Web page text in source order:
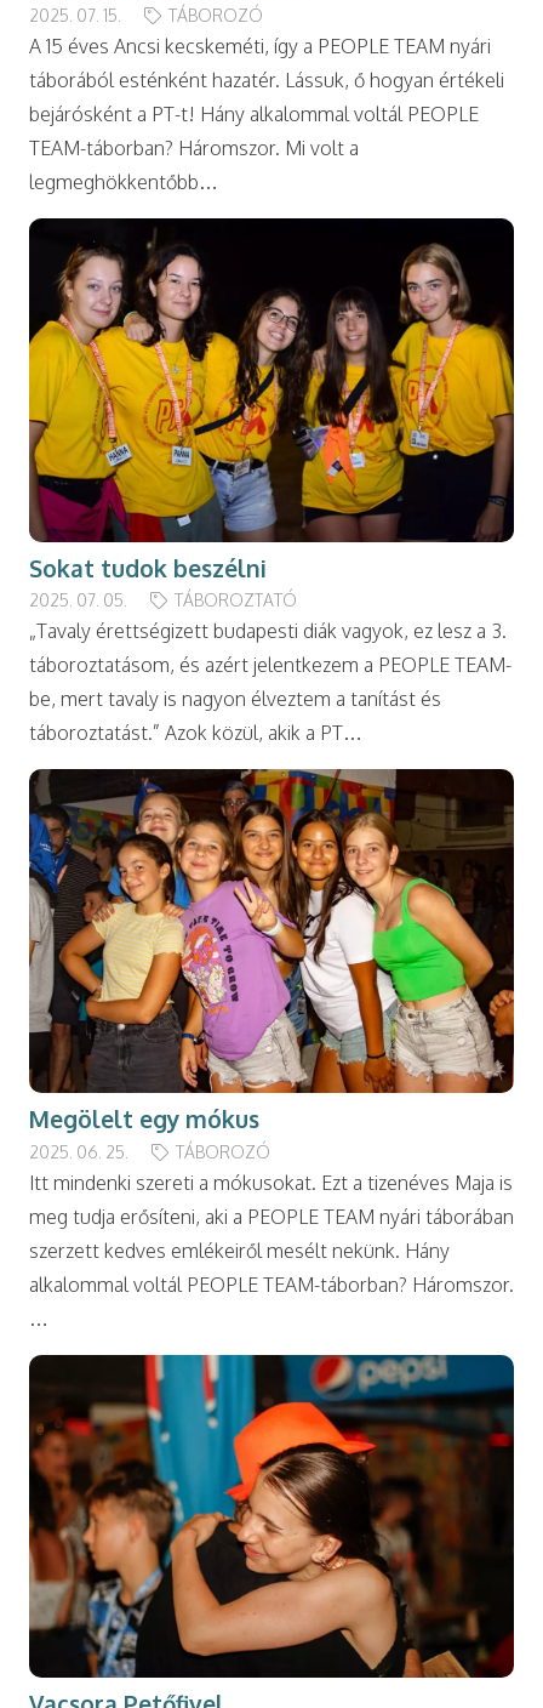
2025. 07. 15. TÁBOROZÓ
A 15 éves Ancsi kecskeméti, így a PEOPLE TEAM nyári
táborából esténként hazatér. Lássuk, ő hogyan értékeli
bejárósként a PT-t! Hány alkalommal voltál PEOPLE
TEAM-táborban? Háromszor. Mi volt a
legmeghökkentőbb…
Sokat tudok beszélni
2025. 07. 05. TÁBOROZTATÓ
„Tavaly érettségizett budapesti diák vagyok, ez lesz a 3.
táboroztatásom, és azért jelentkezem a PEOPLE TEAM-
be, mert tavaly is nagyon élveztem a tanítást és
táboroztatást.” Azok közül, akik a PT…
Megölelt egy mókus
2025. 06. 25. TÁBOROZÓ
Itt mindenki szereti a mókusokat. Ezt a tizenéves Maja is
meg tudja erősíteni, aki a PEOPLE TEAM nyári táborában
szerzett kedves emlékeiről mesélt nekünk. Hány
alkalommal voltál PEOPLE TEAM-táborban? Háromszor.
…